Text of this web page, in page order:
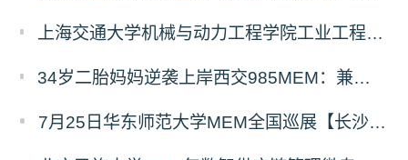
上海交通大学机械与动力工程学院工业工程学科硕士生招生专业及统考科目调整公告
34岁二胎妈妈逆袭上岸西交985MEM：兼顾工作带娃，零基础5个月逆风翻盘
7月25日华东师范大学MEM全国巡展【长沙站】开启，欢迎报考！